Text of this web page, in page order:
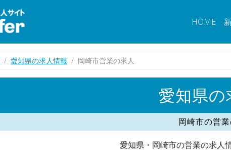
HOME
愛知県の求人情報 岡崎市営業の求人
愛知県の
岡崎市の営
愛知県・岡崎市の営業の求人